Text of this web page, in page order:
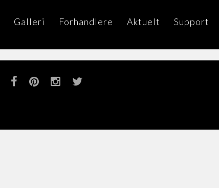
Galleri Forhandlere Aktuelt Support